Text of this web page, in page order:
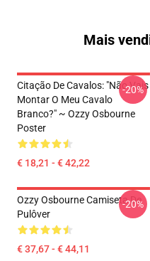
Mais
Citação De Cavalos: "Não Vais
Montar O Meu Cavalo
Branco?" ~ Ozzy Osbourne
Poster
€ 18,21 - € 42,22
-20%
Ozzy Osbourne Camiseta De
Pulôver
€ 37,67 - € 44,11
-20%